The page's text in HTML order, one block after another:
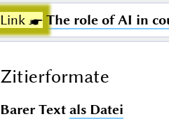
Link ☛ The role of AI in
Zitierformate
Barer Text als Datei